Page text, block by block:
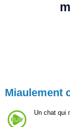
Miaulement
Un chat qui